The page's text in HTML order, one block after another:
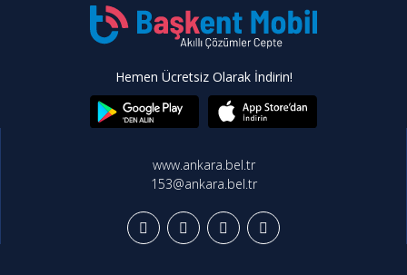
Hemen Ücretsiz Olarak İndirin!
www.ankara.bel.tr
153@ankara.bel.tr